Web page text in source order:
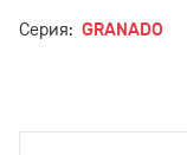
Серия: GRANADO